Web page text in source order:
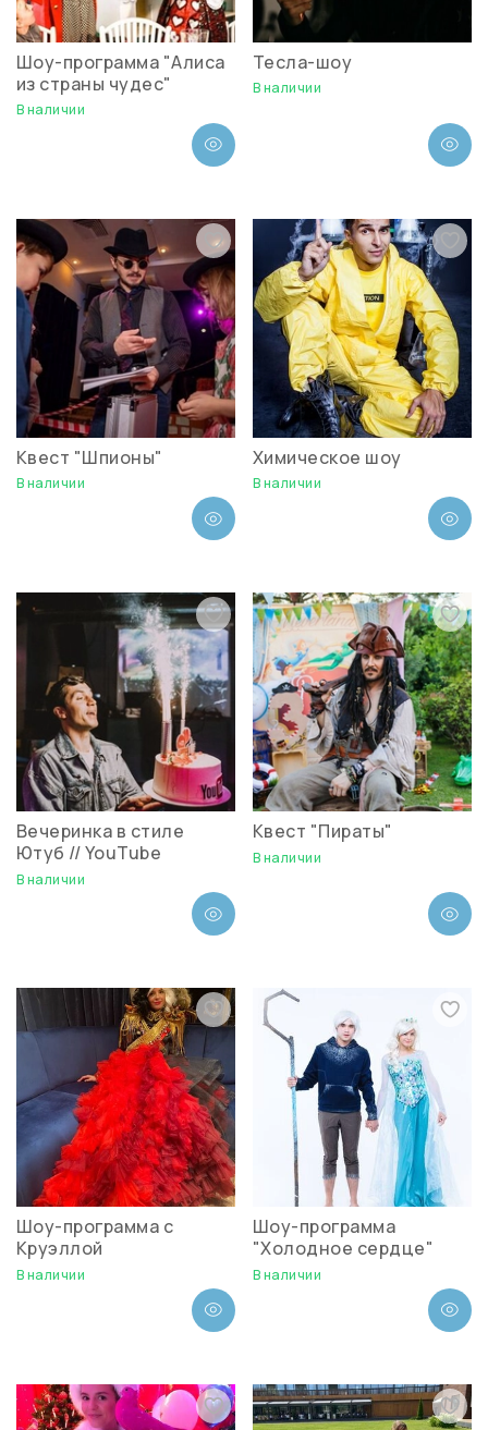
Шоу-программа "Алиса
из страны чудес"
В наличии
Тесла-шоу
В наличии
Квест "Шпионы"
В наличии
Химическое шоу
В наличии
Вечеринка в стиле
Ютуб // YouTube
В наличии
Квест "Пираты"
В наличии
Шоу-программа с
Круэллой
В наличии
Шоу-программа
"Холодное сердце"
В наличии